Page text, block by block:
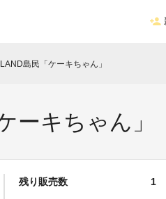
島民「ケーキちゃん」
キちゃん」
残り販売数 1